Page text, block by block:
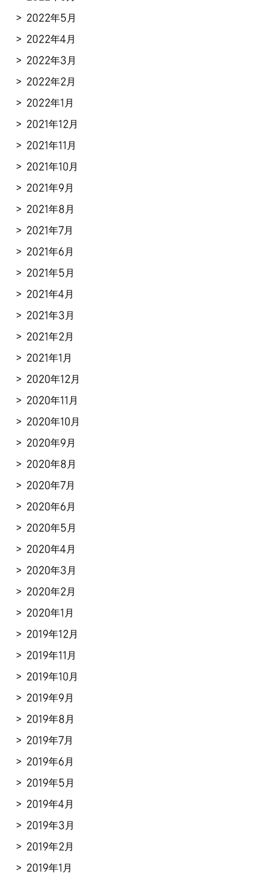
2022年5月
2022年4月
2022年3月
2022年2月
2022年1月
2021年12月
2021年11月
2021年10月
2021年9月
2021年8月
2021年7月
2021年6月
2021年5月
2021年4月
2021年3月
2021年2月
2021年1月
2020年12月
2020年11月
2020年10月
2020年9月
2020年8月
2020年7月
2020年6月
2020年5月
2020年4月
2020年3月
2020年2月
2020年1月
2019年12月
2019年11月
2019年10月
2019年9月
2019年8月
2019年7月
2019年6月
2019年5月
2019年4月
2019年3月
2019年2月
2019年1月